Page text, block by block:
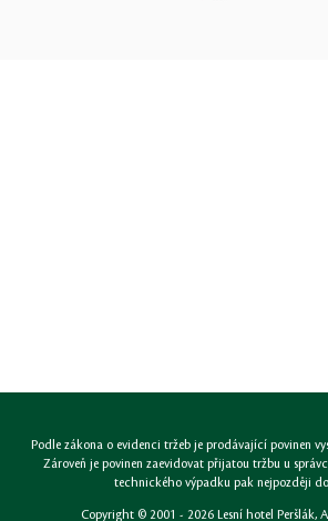
Podle zákona o evidenci tržeb je prodávající povinen
Zároveň je povinen zaevidovat přijatou tržbu u
technického výpadku pak nejpozději
Copyright © 2001 - 2026 Lesní hotel Peršlák,